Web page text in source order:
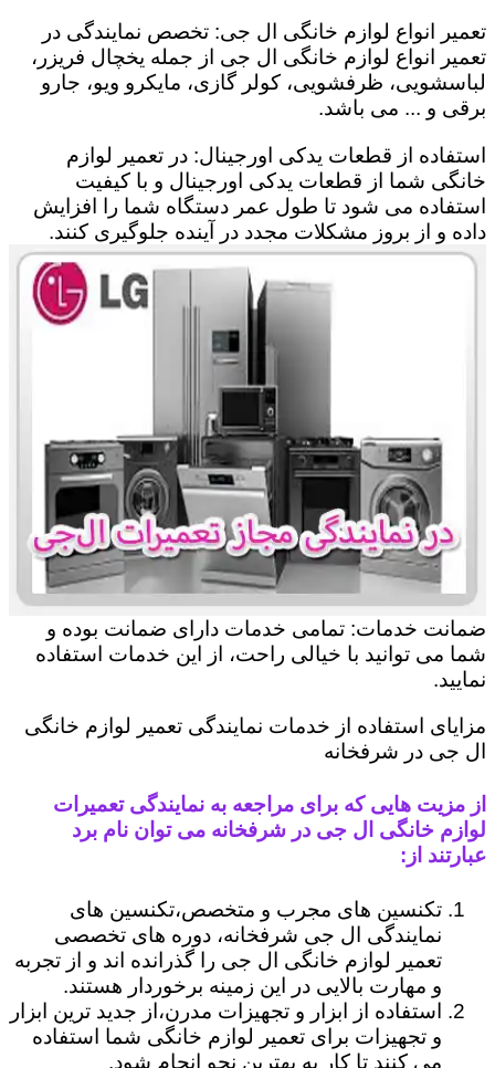
تعمیر انواع لوازم خانگی ال جی: تخصص نمایندگی در
تعمیر انواع لوازم خانگی ال جی از جمله یخچال فریزر،
لباسشویی، ظرفشویی، کولر گازی، مایکرو ویو، جارو
برقی و ... می باشد.
استفاده از قطعات یدکی اورجینال: در تعمیر لوازم
خانگی شما از قطعات یدکی اورجینال و با کیفیت
استفاده می شود تا طول عمر دستگاه شما را افزایش
داده و از بروز مشکلات مجدد در آینده جلوگیری کنند.
ضمانت خدمات: تمامی خدمات دارای ضمانت بوده و
شما می توانید با خیالی راحت، از این خدمات استفاده
نمایید.
مزایای استفاده از خدمات نمایندگی تعمیر لوازم خانگی
ال جی در شرفخانه
از مزیت هایی که برای مراجعه به نمایندگی تعمیرات
لوازم خانگی ال جی در شرفخانه می توان نام برد
عبارتند از:
تکنسین های مجرب و متخصص،تکنسین های
نمایندگی ال جی شرفخانه، دوره های تخصصی
تعمیر لوازم خانگی ال جی را گذرانده اند و از تجربه
و مهارت بالایی در این زمینه برخوردار هستند.
استفاده از ابزار و تجهیزات مدرن،از جدید ترین ابزار
و تجهیزات برای تعمیر لوازم خانگی شما استفاده
می کنند تا کار به بهترین نحو انجام شود.